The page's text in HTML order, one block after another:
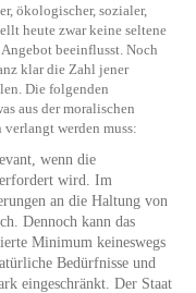
ökologischer, sozialer,
heute zwar keine seltene
beeinflusst. Noch
klar die Zahl jener
Die folgenden
aus der moralischen
werden muss:
wenn die
wird. Im
an die Haltung von
Dennoch kann das
Minimum keineswegs
Bedürfnisse und
eingeschränkt. Der Staat